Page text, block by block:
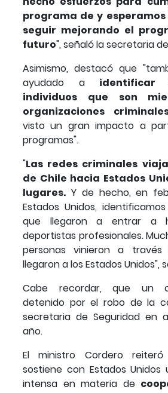
programa de y esperamos
seguir mejorando el
futuro", señaló la secretaria
Asimismo, destacó que
ayudado a
individuos que son
organizaciones
visto un gran impacto a
programas".
"Las redes criminales
de Chile hacia Estados
lugares. Y de hecho, en
Estados Unidos,
que llegaron a entrar a
deportistas profesionales.
personas vinieron a
llegaron a los Estados Unidos",
Cabe recordar, que un
detenido por el robo de la
secretaria de Seguridad en
año.
El ministro Cordero
sostiene con Estados Unidos
intensa en materia de